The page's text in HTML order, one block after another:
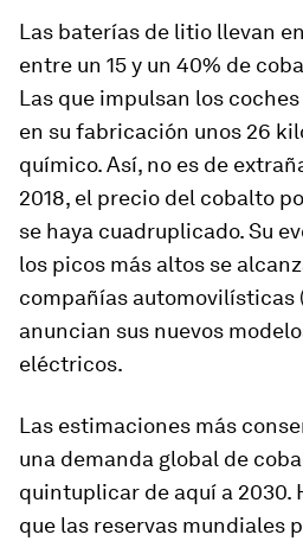
Las baterías de litio llevan
entre un 15 y un 40% de
Las que impulsan los
en su fabricación unos 26
químico. Así, no es de
2018, el precio del cobalto
se haya cuadruplicado. Su
los picos más altos se
compañías automovilísticas
anuncian sus nuevos
eléctricos.
Las estimaciones más
una demanda global de
quintuplicar de aquí a 2030.
que las reservas mundiales